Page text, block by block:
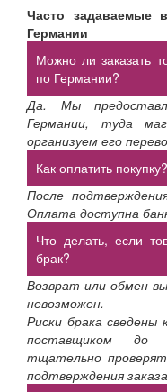
Часто задаваемые
Германии
Можно ли заказать
по Германии?
Да. Мы
Германии, туда
организуем его
Как оплатить покупку?
После
Оплата доступна
Что делать, если
брак?
Возврат или обмен
невозможен.
Риски брака
поставщиком до
тщательно
подтверждения